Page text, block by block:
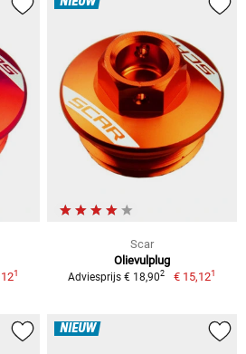
1
Scar
Olievulplug
Adviesprijs € 18,902 € 15,121
NIEUW